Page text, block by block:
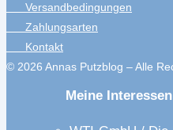
Versandbedingungen
Zahlungsarten
Kontakt
© 2026 Annas Putzblog – Alle
Meine Interessen